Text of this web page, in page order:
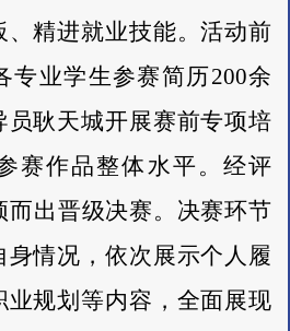
精进就业技能。活动前
专业学生参赛简历200余
员耿天城开展赛前专项培
赛作品整体水平。经评
而出晋级决赛。决赛环节
身情况，依次展示个人履
业规划等内容，全面展现